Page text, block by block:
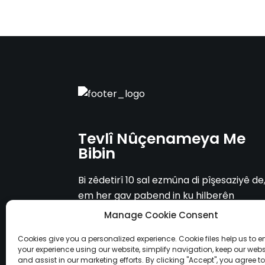
Tevlî Nûçenameya Me
Bibin
Bi zêdetirî 10 sal ezmûna di pîşesaziyê de,
em her gav pabend in ku hilberên
kalîteya bilind û karûbarên OEM & ODM
Manage Cookie Consent
Cookies give you a personalized experience. Cookie files help us to
your experience using our website, simplify navigation, keep our
and assist in our marketing efforts. By clicking "Accept", you agree